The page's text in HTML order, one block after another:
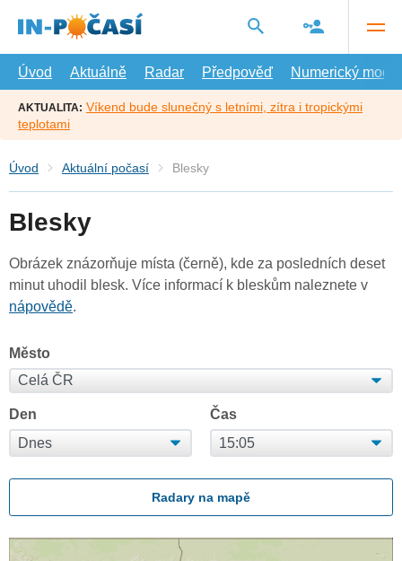
hlavní
Úvod
Aktuálně Radar Předpověď Numerický model
AKTUALITA: Víkend bude slunečný s letními, zítra i tropickými
teplotami
Úvod Aktuální počasí Blesky
Blesky
Obrázek znázorňuje místa (černě), kde za posledních deset
minut uhodil blesk. Více informací k bleskům naleznete v
nápovědě.
Město
Den Čas
Radary na mapě